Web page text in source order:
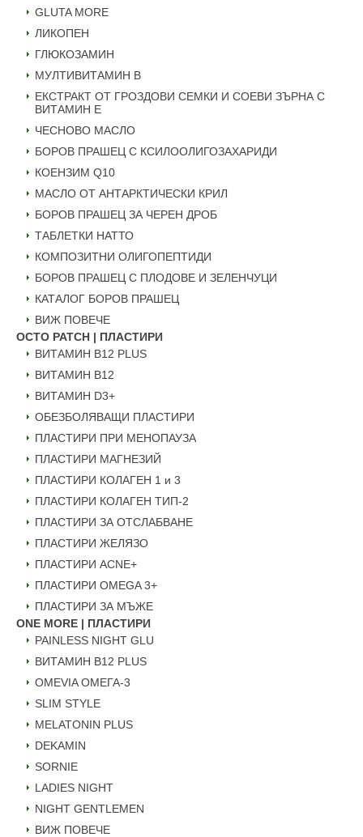
GLUTA MORE
ЛИКОПЕН
ГЛЮКОЗАМИН
МУЛТИВИТАМИН B
ЕКСТРАКТ ОТ ГРОЗДОВИ СЕМКИ И СОЕВИ ЗЪРНА С
ВИТАМИН Е
ЧЕСНОВО МАСЛО
БОРОВ ПРАШЕЦ С КСИЛООЛИГОЗАХАРИДИ
КОЕНЗИМ Q10
МАСЛО ОТ АНТАРКТИЧЕСКИ КРИЛ
БОРОВ ПРАШЕЦ ЗА ЧЕРЕН ДРОБ
ТАБЛЕТКИ НАТТО
КОМПОЗИТНИ ОЛИГОПЕПТИДИ
БОРОВ ПРАШЕЦ С ПЛОДОВЕ И ЗЕЛЕНЧУЦИ
КАТАЛОГ БОРОВ ПРАШЕЦ
ВИЖ ПОВЕЧЕ
OCTO PATCH | ПЛАСТИРИ
ВИТАМИН B12 PLUS
ВИТАМИН B12
ВИТАМИН D3+
ОБЕЗБОЛЯВАЩИ ПЛАСТИРИ
ПЛАСТИРИ ПРИ МЕНОПАУЗА
ПЛАСТИРИ МАГНЕЗИЙ
ПЛАСТИРИ КОЛАГЕН 1 и 3
ПЛАСТИРИ КОЛАГЕН ТИП-2
ПЛАСТИРИ ЗА ОТСЛАБВАНЕ
ПЛАСТИРИ ЖЕЛЯЗО
ПЛАСТИРИ ACNE+
ПЛАСТИРИ OMEGA 3+
ПЛАСТИРИ ЗА МЪЖЕ
ONE MORE | ПЛАСТИРИ
PAINLESS NIGHT GLU
ВИТАМИН B12 PLUS
ОMEVIA ОМЕГА-3
SLIM STYLE
MELATONIN PLUS
DEKAMIN
SORNIE
LADIES NIGHT
NIGHT GENTLEMEN
ВИЖ ПОВЕЧЕ